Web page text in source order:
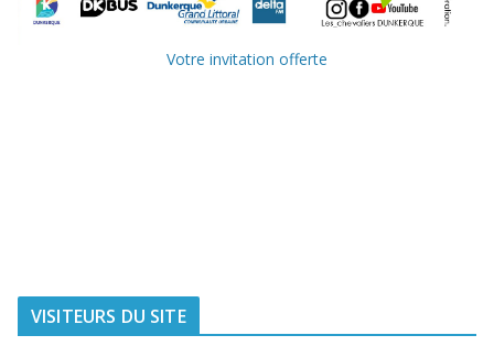
Votre invitation offerte
VISITEURS DU SITE